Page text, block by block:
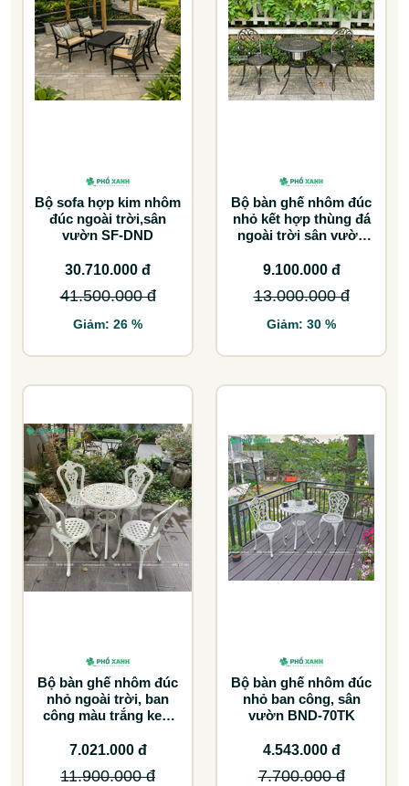
Bộ sofa hợp kim nhôm
đúc ngoài trời,sân
vườn SF-DND
30.710.000 đ
41.500.000 đ
Giảm: 26 %
Bộ bàn ghế nhôm đúc
nhỏ kết hợp thùng đá
ngoài trời sân vườn
9.100.000 đ
13.000.000 đ
Giảm: 30 %
Bộ bàn ghế nhôm đúc
nhỏ ngoài trời, ban
công màu trắng kem
7.021.000 đ
11.900.000 đ
Bộ bàn ghế nhôm đúc
nhỏ ban công, sân
vườn BND-70TK
4.543.000 đ
7.700.000 đ